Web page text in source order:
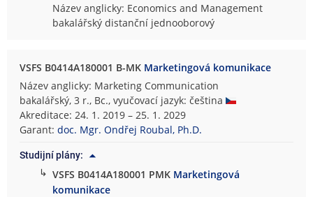
Název anglicky: Economics and Management
bakalářský distanční jednooborový
VSFS B0414A180001 B-MK Marketingová komunikace
Název anglicky: Marketing Communication
bakalářský, 3 r., Bc., vyučovací jazyk: čeština
Akreditace: 24. 1. 2019 – 25. 1. 2029
Garant:doc. Mgr. Ondřej Roubal, Ph.D.
Studijní plány:
↳ VSFS B0414A180001 PMK Marketingová
komunikace